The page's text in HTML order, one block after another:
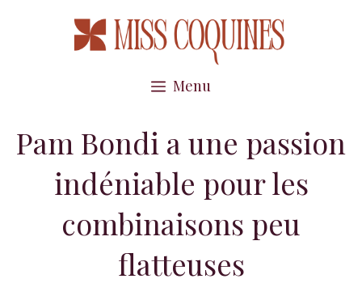
Menu
Pam Bondi a une passion
indéniable pour les
combinaisons peu
flatteuses